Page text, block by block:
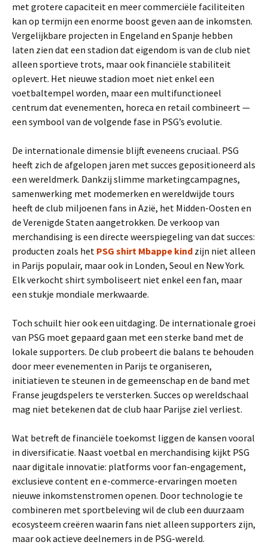
met grotere capaciteit en meer commerciële faciliteiten
kan op termijn een enorme boost geven aan de inkomsten.
Vergelijkbare projecten in Engeland en Spanje hebben
laten zien dat een stadion dat eigendom is van de club niet
alleen sportieve trots, maar ook financiële stabiliteit
oplevert. Het nieuwe stadion moet niet enkel een
voetbaltempel worden, maar een multifunctioneel
centrum dat evenementen, horeca en retail combineert —
een symbool van de volgende fase in PSG’s evolutie.
De internationale dimensie blijft eveneens cruciaal. PSG
heeft zich de afgelopen jaren met succes gepositioneerd als
een wereldmerk. Dankzij slimme marketingcampagnes,
samenwerking met modemerken en wereldwijde tours
heeft de club miljoenen fans in Azië, het Midden-Oosten en
de Verenigde Staten aangetrokken. De verkoop van
merchandising is een directe weerspiegeling van dat succes:
producten zoals het PSG shirt Mbappe kind zijn niet alleen
in Parijs populair, maar ook in Londen, Seoul en New York.
Elk verkocht shirt symboliseert niet enkel een fan, maar
een stukje mondiale merkwaarde.
Toch schuilt hier ook een uitdaging. De internationale groei
van PSG moet gepaard gaan met een sterke band met de
lokale supporters. De club probeert die balans te behouden
door meer evenementen in Parijs te organiseren,
initiatieven te steunen in de gemeenschap en de band met
Franse jeugdspelers te versterken. Succes op wereldschaal
mag niet betekenen dat de club haar Parijse ziel verliest.
Wat betreft de financiële toekomst liggen de kansen vooral
in diversificatie. Naast voetbal en merchandising kijkt PSG
naar digitale innovatie: platforms voor fan-engagement,
exclusieve content en e-commerce-ervaringen moeten
nieuwe inkomstenstromen openen. Door technologie te
combineren met sportbeleving wil de club een duurzaam
ecosysteem creëren waarin fans niet alleen supporters zijn,
maar ook actieve deelnemers in de PSG-wereld.